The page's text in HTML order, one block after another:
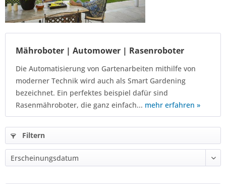
Mähroboter | Automower | Rasenroboter
Die Automatisierung von Gartenarbeiten mithilfe von
moderner Technik wird auch als Smart Gardening
bezeichnet. Ein perfektes beispiel dafür sind
Rasenmähroboter, die ganz einfach... mehr erfahren »
Filtern